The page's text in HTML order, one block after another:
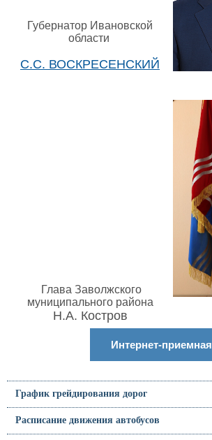
Губернатор Ивановской
области
С.С. ВОСКРЕСЕНСКИЙ
Глава Заволжского
муниципального района
Н.А. Костров
Интернет-приемная
График грейдирования дорог
Расписание движения автобусов